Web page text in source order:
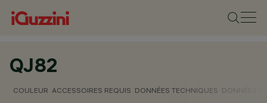
QJ82
COULEUR ACCESSOIRES REQUIS DONNÉES TECHNIQUES DONNÉES